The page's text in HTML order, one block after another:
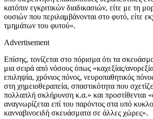
κατόπιν εγκριτικών διαδικασιών, είτε με τη
ουσιών που περιλαμβάνονται στο φυτό, είτε
τμημάτων του φυτού».
Advertisement
Επίσης, τονίζεται στο πόρισμα ότι τα
μια σειρά από νόσους όπως «καχεξίας/
επιληψία, χρόνιος πόνος, νευροπαθητικός
στη χημειοθεραπεία, σπαστικότητα που
πολλαπλή σκλήρυνση κ.α.» και προστίθενται
αναγνωρίζεται επί του παρόντος στα υπό
κανναβινοειδή σκευάσματα σε άλλες χώρες».